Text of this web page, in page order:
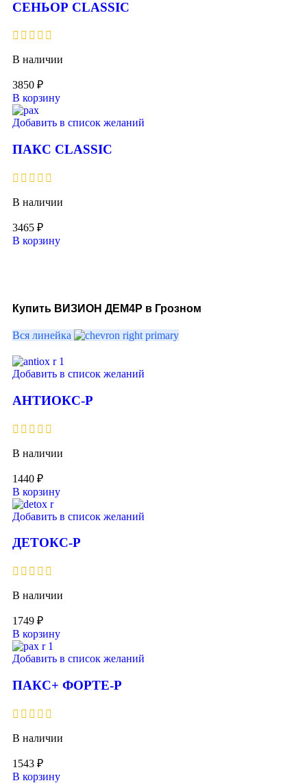
СЕНЬОР CLASSIC
В наличии
3850 ₽
В корзину
Добавить в список желаний
ПАКС CLASSIC
В наличии
3465 ₽
В корзину
Купить ВИЗИОН ДЕМ4Р в Грозном
Вся линейка
Добавить в список желаний
АНТИОКС-Р
В наличии
1440 ₽
В корзину
Добавить в список желаний
ДЕТОКС-Р
В наличии
1749 ₽
В корзину
Добавить в список желаний
ПАКС+ ФОРТЕ-Р
В наличии
1543 ₽
В корзину